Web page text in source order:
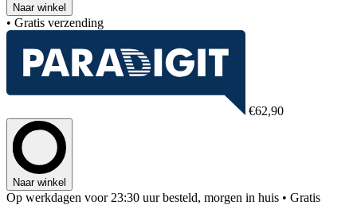
Naar winkel
• Gratis verzending
€62,90
Naar winkel
Op werkdagen voor 23:30 uur besteld, morgen in huis • Gratis